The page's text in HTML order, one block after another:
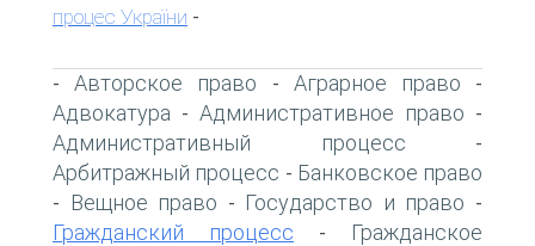
процес України -
-Авторское право - Аграрное право -
Адвокатура - Административное право -
Административный процесс -
Арбитражный процесс - Банковское право
- Вещное право - Государство и право -
Гражданский процесс -
Гражданское